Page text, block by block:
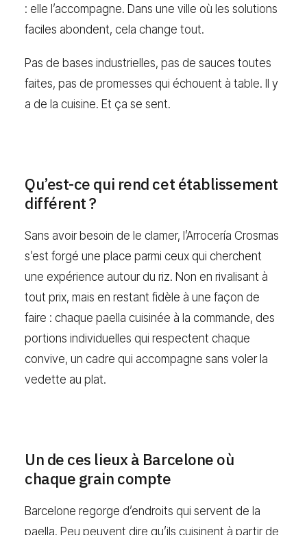
: elle l’accompagne. Dans une ville où les solutions
faciles abondent, cela change tout.
Pas de bases industrielles, pas de sauces toutes
faites, pas de promesses qui échouent à table. Il y
a de la cuisine. Et ça se sent.
Qu’est-ce qui rend cet établissement
différent ?
Sans avoir besoin de le clamer, l’Arrocería Crosmas
s’est forgé une place parmi ceux qui cherchent
une expérience autour du riz. Non en rivalisant à
tout prix, mais en restant fidèle à une façon de
faire : chaque paella cuisinée à la commande, des
portions individuelles qui respectent chaque
convive, un cadre qui accompagne sans voler la
vedette au plat.
Un de ces lieux à Barcelone où
chaque grain compte
Barcelone regorge d’endroits qui servent de la
paella. Peu peuvent dire qu’ils cuisinent à partir de